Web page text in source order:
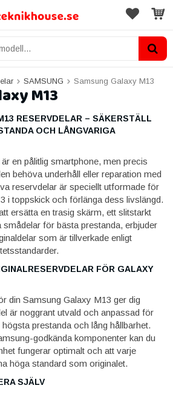
SAMSUNG Samsung Galaxy M13
M13
RESERVDELAR – SÄKERSTÄLL
OCH LÅNGVARIGA
en pålitlig smartphone, men precis
behöva underhåll eller reparation med
reservdelar är speciellt utformade för
i toppskick och förlänga dess livslängd.
ersätta en trasig skärm, ett slitstarkt
smådelar för bästa prestanda, erbjuder
som är tillverkade enligt
FÖR GALAXY
din Samsung Galaxy M13 ger dig
är noggrant utvald och anpassad för
prestanda och lång hållbarhet.
godkända komponenter kan du
fungerar optimalt och att varje
höga standard som originalet.
SJÄLV